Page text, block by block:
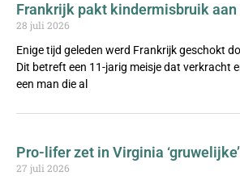
Frankrijk pakt kindermisbruik aan
28 juli 2026
Enige tijd geleden werd Frankrijk geschokt
Dit betreft een 11-jarig meisje dat verkracht
een man die al
Pro-lifer zet in Virginia
27 juli 2026